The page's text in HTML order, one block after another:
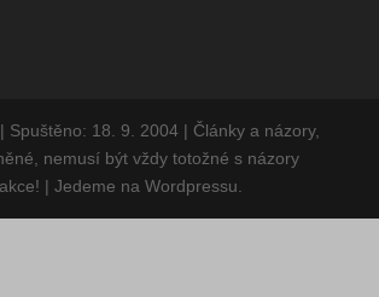
| Spuštěno: 18. 9. 2004 | Články a
zveřejněné, nemusí být vždy totožné s
redakce! | Jedeme na Wordpressu.